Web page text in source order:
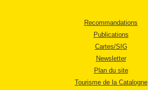
Recommandations
Publications
Cartes/SIG
Newsletter
Plan du site
Tourisme de la Catalogne